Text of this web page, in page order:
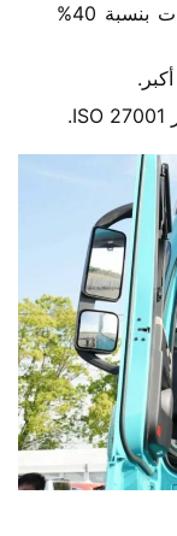
​: تقليل تكاليف المكونات بنسبة 40%